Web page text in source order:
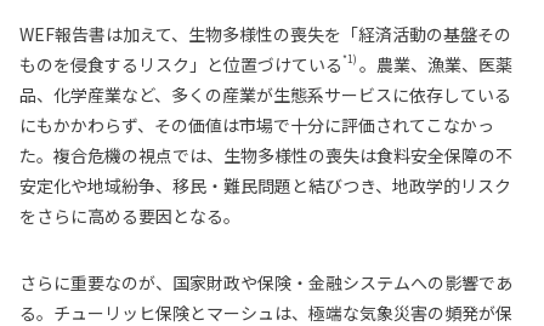
WEF報告書は加えて、生物多様性の喪失を「経済活動の基盤その
ものを侵食するリスク」と位置づけている*1) 。農業、漁業、医薬
品、化学産業など、多くの産業が生態系サービスに依存している
にもかかわらず、その価値は市場で十分に評価されてこなかっ
た。複合危機の視点では、生物多様性の喪失は食料安全保障の不
安定化や地域紛争、移民・難民問題と結びつき、地政学的リスク
をさらに高める要因となる。
さらに重要なのが、国家財政や保険・金融システムへの影響であ
る。チューリッヒ保険とマーシュは、極端な気象災害の頻発が保